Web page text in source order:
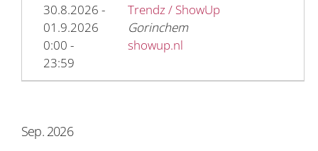
30.8.2026 -
01.9.2026
0:00 -
23:59
Trendz / ShowUp
Gorinchem
showup.nl
Sep. 2026